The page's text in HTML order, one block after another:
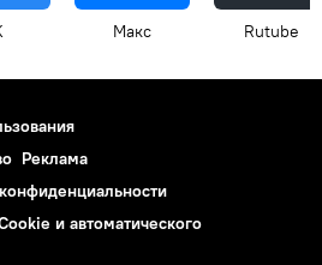
Макс Rutube
Реклама
и автоматического